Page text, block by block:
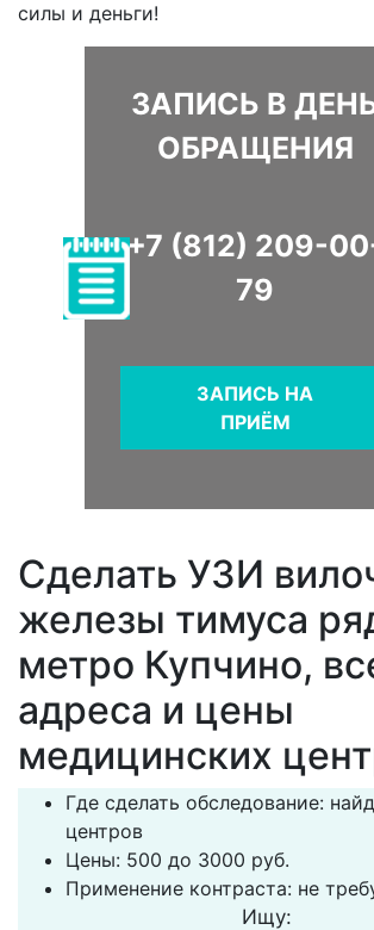
силы и деньги!
ЗАПИСЬ В
ОБРАЩЕНИЯ
+7 (812) 209-
79
ЗАПИСЬ НА
ПРИЁМ
Сделать УЗИ
железы тимуса
метро Купчино,
адреса и цены
медицинских
Где сделать обследование:
центров
Цены: 500 до 3000 руб.
Применение контраста: не
Ищу: